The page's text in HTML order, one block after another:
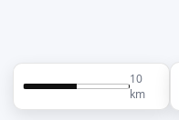
10
km